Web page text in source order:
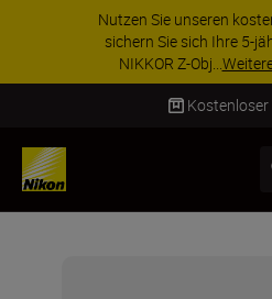
Nutzen Sie unseren
sichern Sie sich Ihre 5-
NIKKOR Z-Obj...